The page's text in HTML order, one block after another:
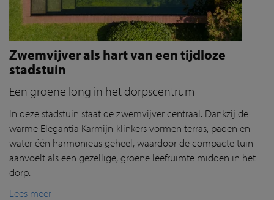
Zwemvijver als hart van een tijdloze
stadstuin
Een groene long in het dorpscentrum
In deze stadstuin staat de zwemvijver centraal. Dankzij de
warme Elegantia Karmijn-klinkers vormen terras, paden en
water één harmonieus geheel, waardoor de compacte tuin
aanvoelt als een gezellige, groene leefruimte midden in het
dorp.
Lees meer